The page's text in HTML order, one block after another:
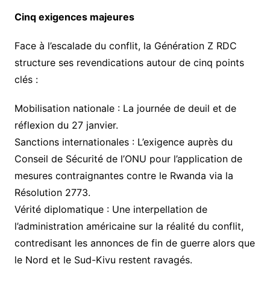
​Cinq exigences majeures
​Face à l’escalade du conflit, la Génération Z RDC
structure ses revendications autour de cinq points
clés :
​Mobilisation nationale : La journée de deuil et de
réflexion du 27 janvier.
​Sanctions internationales : L’exigence auprès du
Conseil de Sécurité de l’ONU pour l’application de
mesures contraignantes contre le Rwanda via la
Résolution 2773.
​Vérité diplomatique : Une interpellation de
l’administration américaine sur la réalité du conflit,
contredisant les annonces de fin de guerre alors que
le Nord et le Sud-Kivu restent ravagés.